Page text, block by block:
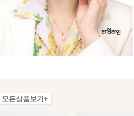
모든상품보기+